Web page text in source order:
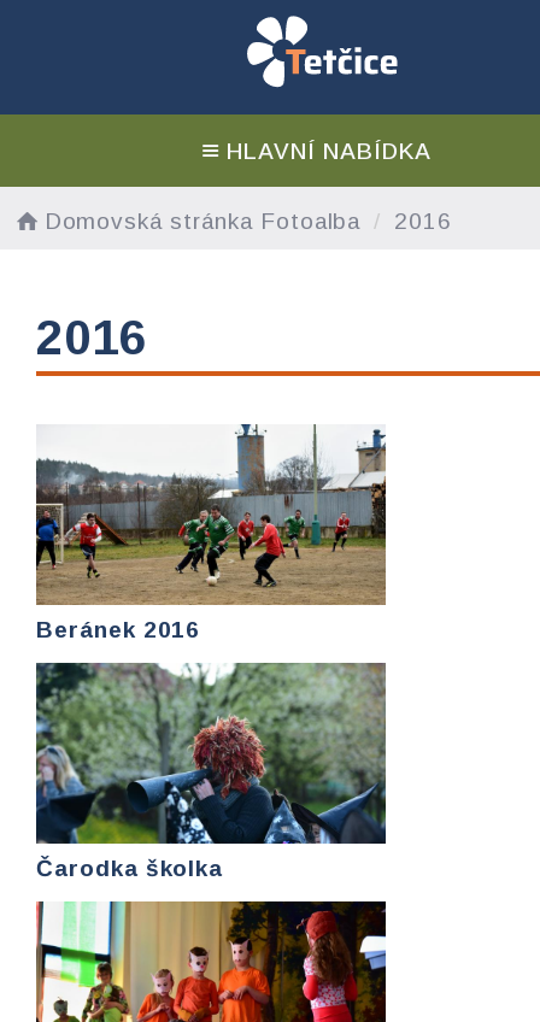
HLAVNÍ NABÍDKA
Domovská stránka Fotoalba 2016
2016
Beránek 2016
Čarodka školka